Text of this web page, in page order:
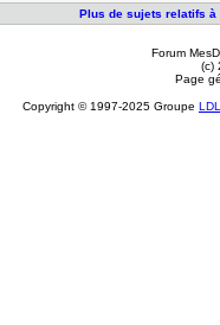
Plus de sujets relatifs à
Forum
(c)
Page
Copyright © 1997-2025 Groupe